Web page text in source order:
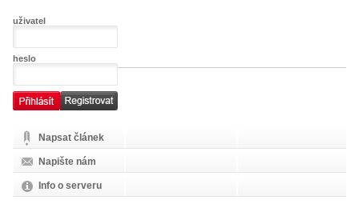
uživatel
heslo
Napsat článek
Napište nám
Info o serveru